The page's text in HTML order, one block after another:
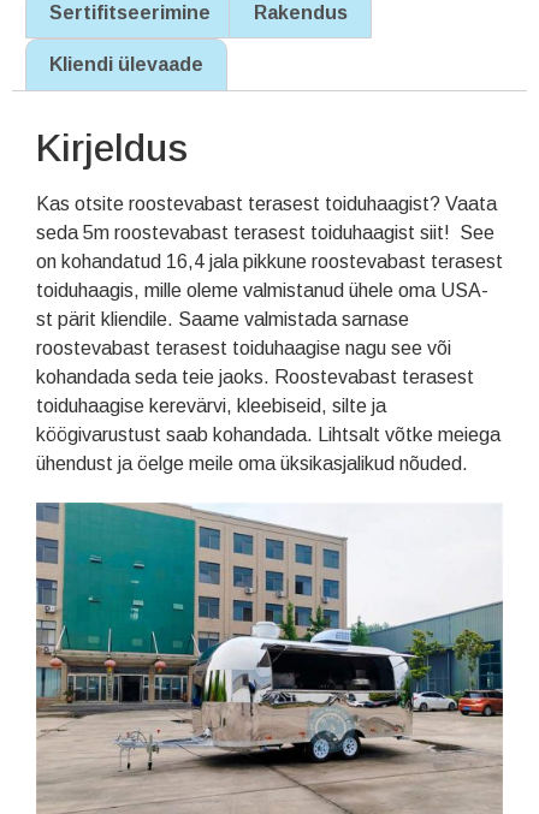
Sertifitseerimine Rakendus
Kliendi ülevaade
Kirjeldus
Kas otsite roostevabast terasest toiduhaagist? Vaata
seda 5m roostevabast terasest toiduhaagist siit! See
on kohandatud 16,4 jala pikkune roostevabast terasest
toiduhaagis, mille oleme valmistanud ühele oma USA-
st pärit kliendile. Saame valmistada sarnase
roostevabast terasest toiduhaagise nagu see või
kohandada seda teie jaoks. Roostevabast terasest
toiduhaagise kerevärvi, kleebiseid, silte ja
köögivarustust saab kohandada. Lihtsalt võtke meiega
ühendust ja öelge meile oma üksikasjalikud nõuded.